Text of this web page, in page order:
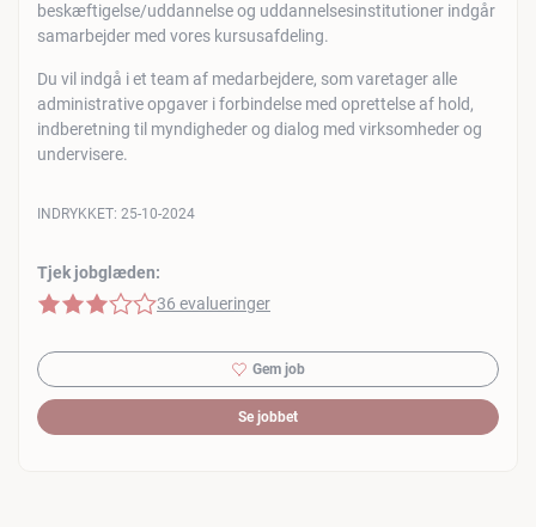
beskæftigelse/uddannelse og uddannelsesinstitutioner indgår
samarbejder med vores kursusafdeling.
Du vil indgå i et team af medarbejdere, som varetager alle
administrative opgaver i forbindelse med oprettelse af hold,
indberetning til myndigheder og dialog med virksomheder og
undervisere.
Tjek jobglæden:
3 af 5 stjerner
36 evalueringer
INDRYKKET: 25-10-2024
Gem job
Se jobbet